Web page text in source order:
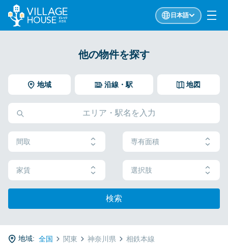
日本語
他の物件を探す
地域 地図
沿線・駅
間取 専有面積
家賃 選択肢
検索
地域: 全国 関東 神奈川県 相鉄本線